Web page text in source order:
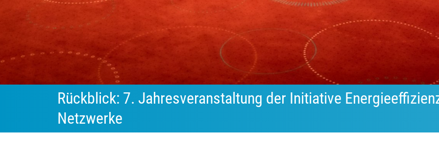
Rückblick: 7. Jahresveranstaltung der Initiative
Netzwerke